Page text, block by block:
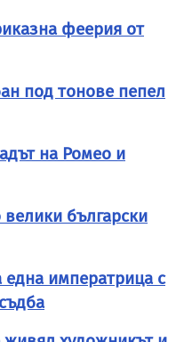
феерия от
под тонове пепел
на Ромео и
български
една императрица с